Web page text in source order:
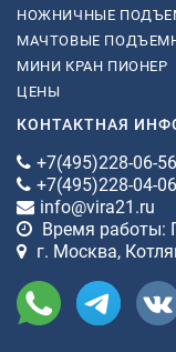
НОЖНИЧНЫЕ
МАЧТОВЫЕ
МИНИ КРАН ПИОНЕР
ЦЕНЫ
КОНТАКТНАЯ
+7(495)228-06-56
+7(495)228-04-06
info@vira21.ru
Время работы:
г. Москва,